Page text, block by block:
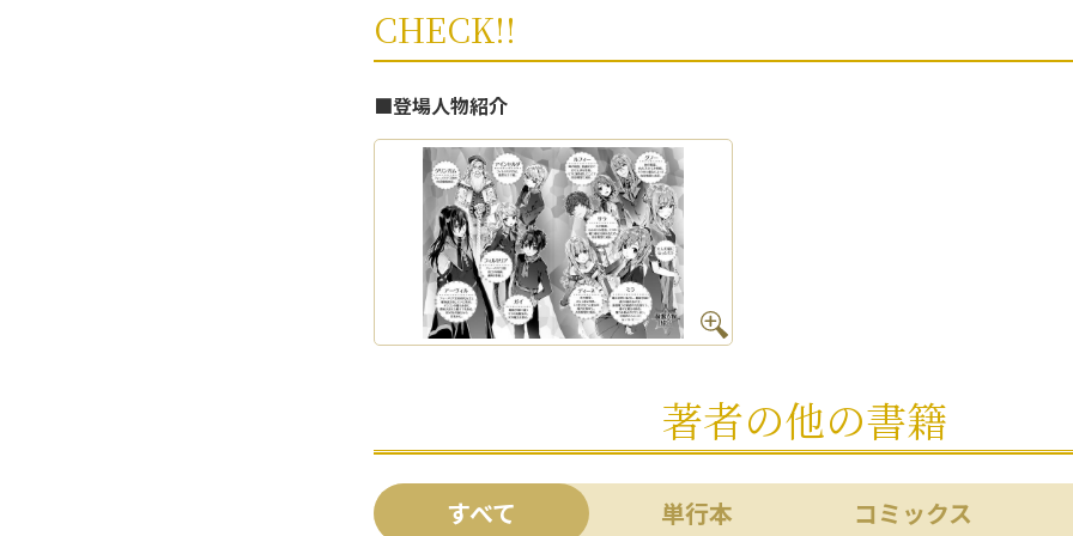
CHECK!!
■登場人物紹介
著者の他の書籍
すべて 単行本 コミックス